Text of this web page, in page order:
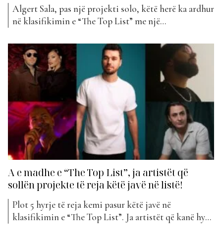
Algert Sala, pas një projekti solo, këtë herë ka ardhur
në klasifikimin e “The Top List” me një
re të tregut, Sonja Likaj dhe kanë publikuar “Hedh
pas”. Një këngë kjo dedikuar ndjenjave të
dashurisë. “Hedh pas” ka hyrë këtë javë në...
A e madhe e “The Top List”, ja artistët që
sollën projekte të reja këtë javë në listë!
Plot 5 hyrje të reja kemi pasur këtë javë në
klasifikimin e “The Top List”. Ja artistët që kanë hyrë